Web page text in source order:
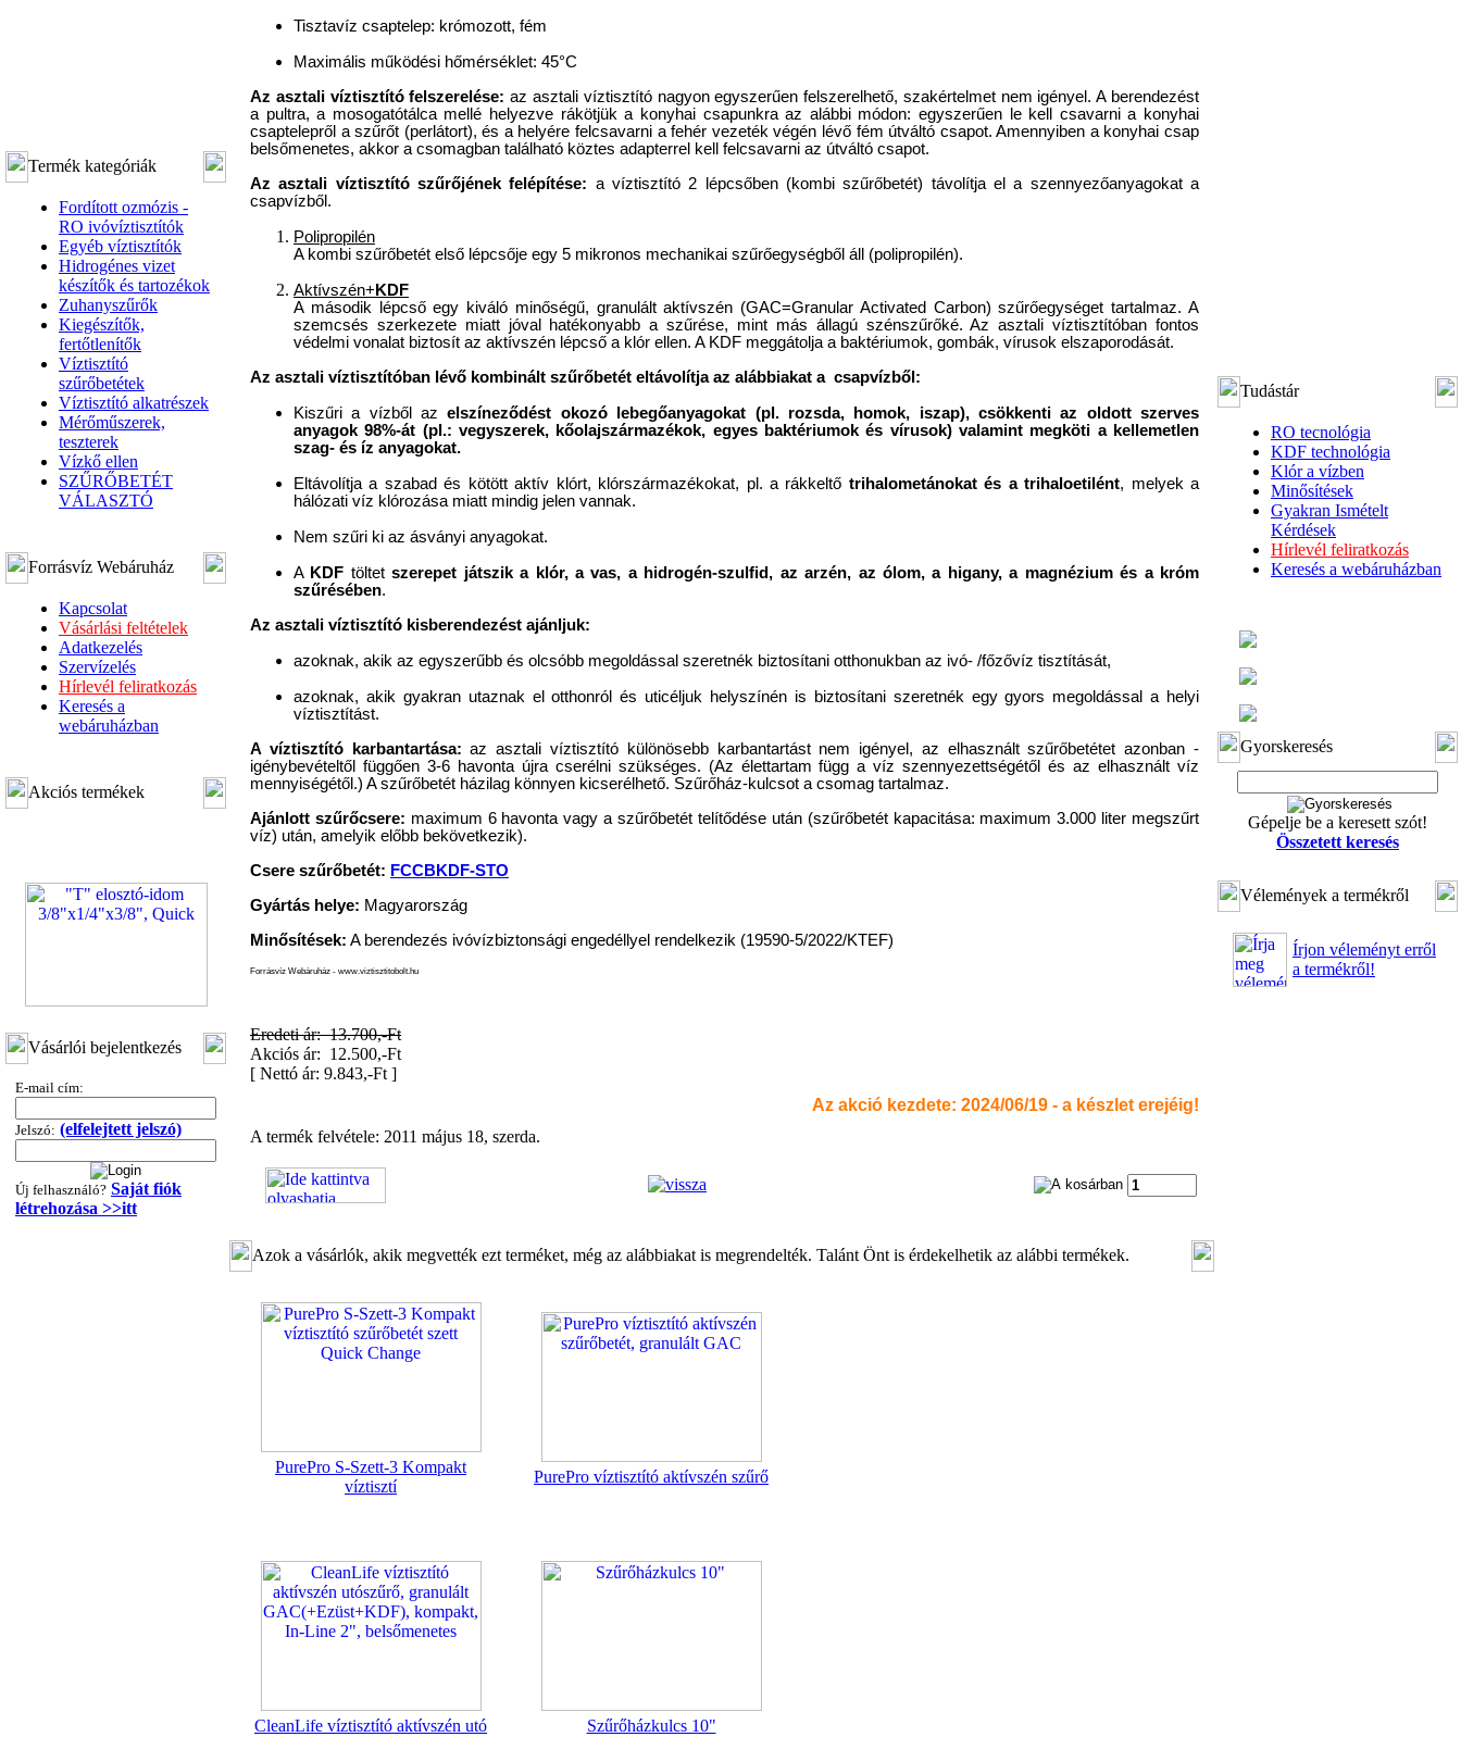
Termék kategóriák
Fordított ozmózis -
RO ivóvíztisztítók
Egyéb víztisztítók
Hidrogénes vizet
készítők és tartozékok
Zuhanyszűrők
Kiegészítők,
fertőtlenítők
Víztisztító
szűrőbetétek
Víztisztító alkatrészek
Mérőműszerek,
teszterek
Vízkő ellen
SZŰRŐBETÉT
VÁLASZTÓ
Forrásvíz Webáruház
Kapcsolat
Vásárlási feltételek
Adatkezelés
Szervízelés
Hírlevél feliratkozás
Keresés a
webáruházban
Akciós termékek
3/8"x1/4"x3/8", Quick
320,-Ft
---------
Vásárlói bejelentkezés
E-mail cím:
Jelszó: (elfelejtett jelszó)
Új felhasználó? Saját fiók
létrehozása >>itt
Tisztavíz csaptelep: krómozott, fém
Maximális működési hőmérséklet: 45°C
Az asztali víztisztító felszerelése: az asztali víztisztító nagyon egyszerűen felszerelhető, szakértelmet nem igényel. A berendezést
a pultra, a mosogatótálca mellé helyezve rákötjük a konyhai csapunkra az alábbi módon: egyszerűen le kell csavarni a konyhai
csaptelepről a szűrőt (perlátort), és a helyére felcsavarni a fehér vezeték végén lévő fém útváltó csapot. Amennyiben a konyhai csap
belsőmenetes, akkor a csomagban található köztes adapterrel kell felcsavarni az útváltó csapot.
Az asztali víztisztító szűrőjének felépítése: a víztisztító 2 lépcsőben (kombi szűrőbetét) távolítja el a szennyezőanyagokat a
csapvízből.
Polipropilén
A kombi szűrőbetét első lépcsője egy 5 mikronos mechanikai szűrőegységből áll (polipropilén).
Aktívszén+ KDF
A második lépcső egy kiváló minőségű, granulált aktívszén (GAC=Granular Activated Carbon) szűrőegységet tartalmaz. A
szemcsés szerkezete miatt jóval hatékonyabb a szűrése, mint más állagú szénszűrőké. Az asztali víztisztítóban fontos
védelmi vonalat biztosít az aktívszén lépcső a klór ellen. A KDF meggátolja a baktériumok, gombák, vírusok elszaporodását.
Az asztali víztisztítóban lévő kombinált szűrőbetét eltávolítja az alábbiakat a csapvízből:
Kiszűri a vízből azelszíneződést okozó lebegőanyagokat (pl. rozsda, homok, iszap), csökkenti az oldott szerves
anyagok 98%-át (pl.: vegyszerek, kőolajszármazékok, egyes baktériumok és vírusok) valamint megköti a kellemetlen
szag- és íz anyagokat.
Eltávolítja a szabad és kötött aktív klórt, klórszármazékokat, pl. a rákkeltő trihalometánokat és a trihaloetilént, melyek a
hálózati víz klórozása miatt mindig jelen vannak.
Nem szűri ki az ásványi anyagokat.
A KDF töltetszerepet játszik a klór, a vas, a hidrogén-szulfid, az arzén, az ólom, a higany, a magnézium és a króm
szűrésében.
Az asztali víztisztító kisberendezést ajánljuk:
azoknak, akik az egyszerűbb és olcsóbb megoldással szeretnék biztosítani otthonukban az ivó- /főzővíz tisztítását,
azoknak, akik gyakran utaznak el otthonról és uticéljuk helyszínén is biztosítani szeretnék egy gyors megoldással a helyi
víztisztítást.
A víztisztító karbantartása: az asztali víztisztító különösebb karbantartást nem igényel, az elhasznált szűrőbetétet azonban -
igénybevételtől függően 3-6 havonta újra cserélni szükséges. (Az élettartam függ a víz szennyezettségétől és az elhasznált víz
mennyiségétől.) A szűrőbetét házilag könnyen kicserélhető. Szűrőház-kulcsot a csomag tartalmaz.
Ajánlott szűrőcsere: maximum 6 havonta vagy a szűrőbetét telítődése után (szűrőbetét kapacitása: maximum 3.000 liter megszűrt
víz) után, amelyik előbb bekövetkezik).
Csere szűrőbetét: FCCBKDF-STO
Gyártás helye: Magyarország
Minősítések: A berendezés ivóvízbiztonsági engedéllyel rendelkezik (19590-5/2022/KTEF)
Forrásvíz Webáruház - www.viztisztitobolt.hu
Eredeti ár: 13.700,-Ft
Akciós ár: 12.500,-Ft
[ Nettó ár: 9.843,-Ft ]
Az akció kezdete: 2024/06/19 - a készlet erejéig!
A termék felvétele: 2011 május 18, szerda.
Azok a vásárlók, akik megvették ezt terméket, még az alábbiakat is megrendelték. Talánt Önt is érdekelhetik az alábbi termékek.
PurePro S-Szett-3 Kompakt
víztisztí
PurePro víztisztító aktívszén szűrő
CleanLife víztisztító aktívszén utó Szűrőházkulcs 10"
Tudástár
RO tecnológia
KDF technológia
Klór a vízben
Minősítések
Gyakran Ismételt
Kérdések
Hírlevél feliratkozás
Keresés a webáruházban
Gyorskeresés
Gépelje be a keresett szót!
Összetett keresés
Vélemények a termékről
Írjon véleményt erről
a termékről!